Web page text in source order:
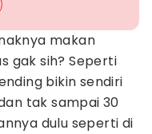
makan
gak sih? Seperti
bikin sendiri
tak sampai 30
dulu seperti di